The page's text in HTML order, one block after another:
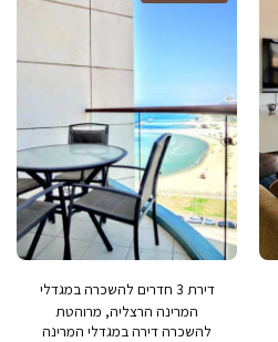
דירת 3 חדרים להשכרה במגדלי
המרינה הרצליה, מרוהטת
ומשופצת
להשכרה דירה במגדלי המרינה